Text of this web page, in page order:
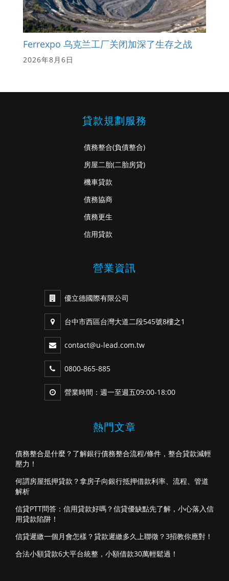
Ferrexpo 乌克兰工厂关闭加深了生存之战
2026年8月6日
貸款規劃服務
債務整合(負債整合)
房屋二胎(二胎房貸)
機車貸款
債務協商
債務更生
信用貸款
營業資訊
優立德國際有限公司
台中市西區台灣大道二段545號8樓之1
contact@u-lead.com.tw
0800-865-885
營業時間：週一至週五09:00-18:00
熱門文章
債務整合是什麼？了解銀行債務整合流程/條件，整合貸款減輕
壓力！
何謂房屋抵押貸款？拿房子向銀行抵押借款利率、流程、管道
解析
信貸PTT問答：信用貸款好嗎？信貸優缺點先了解，小心落入信
用貸款陷阱！
信貸遲繳一個月會怎樣？貸款遲繳多久上聯徵？3招教你應對！
合法小額貸款6大平台統整，小額借款30萬輕鬆過！